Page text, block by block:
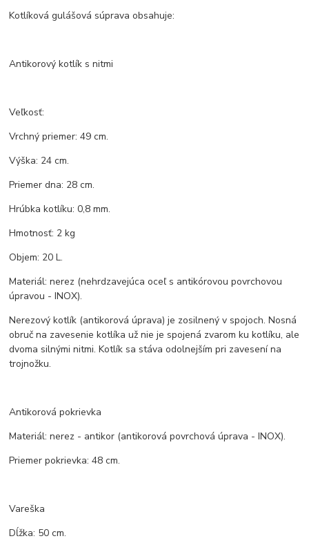
Kotlíková gulášová súprava obsahuje:
Antikorový kotlík s nitmi
Veľkosť:
Vrchný priemer: 49 cm.
Výška: 24 cm.
Priemer dna: 28 cm.
Hrúbka kotlíku: 0,8 mm.
Hmotnosť: 2 kg
Objem: 20 L.
Materiál: nerez (nehrdzavejúca oceľ s antikórovou povrchovou
úpravou - INOX).
Nerezový kotlík (antikorová úprava) je zosilnený v spojoch. Nosná
obruč na zavesenie kotlíka už nie je spojená zvarom ku kotlíku, ale
dvoma silnými nitmi. Kotlík sa stáva odolnejším pri zavesení na
trojnožku.
Antikorová pokrievka
Materiál: nerez - antikor (antikorová povrchová úprava - INOX).
Priemer pokrievka: 48 cm.
Vareška
Dĺžka: 50 cm.